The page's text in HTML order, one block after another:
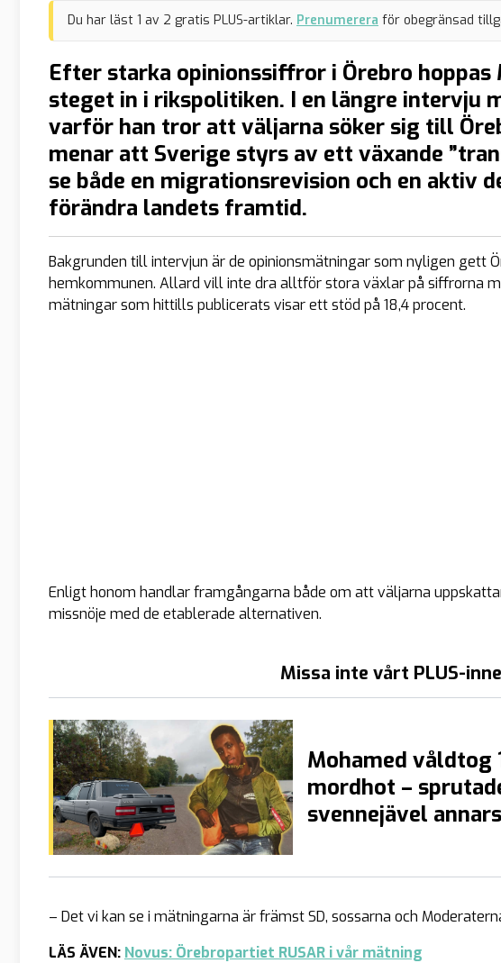
Du har läst 1 av 2 gratis PLUS-artiklar. Prenumerera för obegränsad
Efter starka opinionssiffror i Örebro hoppas
steget in i rikspolitiken. I en längre intervju
varför han tror att väljarna söker sig till
menar att Sverige styrs av ett växande
se både en migrationsrevision och en aktiv
förändra landets framtid.
Bakgrunden till intervjun är de opinionsmätningar som nyligen gett
hemkommunen. Allard vill inte dra alltför stora växlar på siffrorna
mätningar som hittills publicerats visar ett stöd på 18,4 procent.
Enligt honom handlar framgångarna både om att väljarna
missnöje med de etablerade alternativen.
Missa inte vårt PLUS-
Mohamed våldtog
mordhot –
svennejävel
– Det vi kan se i mätningarna är främst SD, sossarna och
LÄS ÄVEN: Novus: Örebropartiet RUSAR i vår mätning